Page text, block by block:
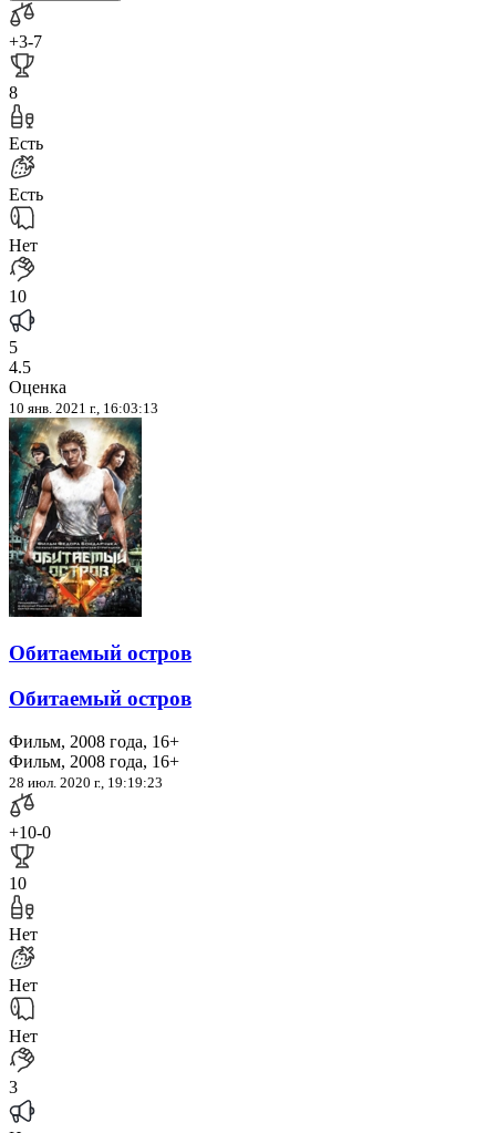
+3-7
8
Есть
Есть
Нет
10
5
4.5
Оценка
10 янв. 2021 г., 16:03:13
Обитаемый остров
Обитаемый остров
Фильм, 2008 года, 16+
Фильм, 2008 года, 16+
28 июл. 2020 г., 19:19:23
+10-0
10
Нет
Нет
Нет
3